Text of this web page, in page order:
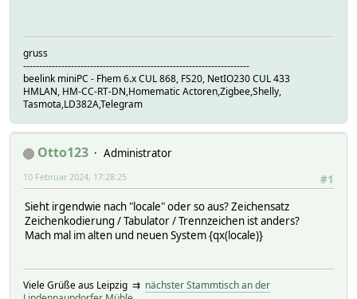
gruss
-----------------------------------------------------------------------
beelink miniPC - Fhem 6.x CUL 868, FS20, NetIO230 CUL 433
HMLAN, HM-CC-RT-DN,Homematic Actoren,Zigbee,Shelly,
Tasmota,LD382A,Telegram
Otto123
Administrator
#1
10 Februar 2024, 17:28:25
Sieht irgendwie nach "locale" oder so aus? Zeichensatz
Zeichenkodierung / Tabulator / Trennzeichen ist anders?
Mach mal im alten und neuen System {qx(locale)}
Viele Grüße aus Leipzig ⇉ nächster Stammtisch an der